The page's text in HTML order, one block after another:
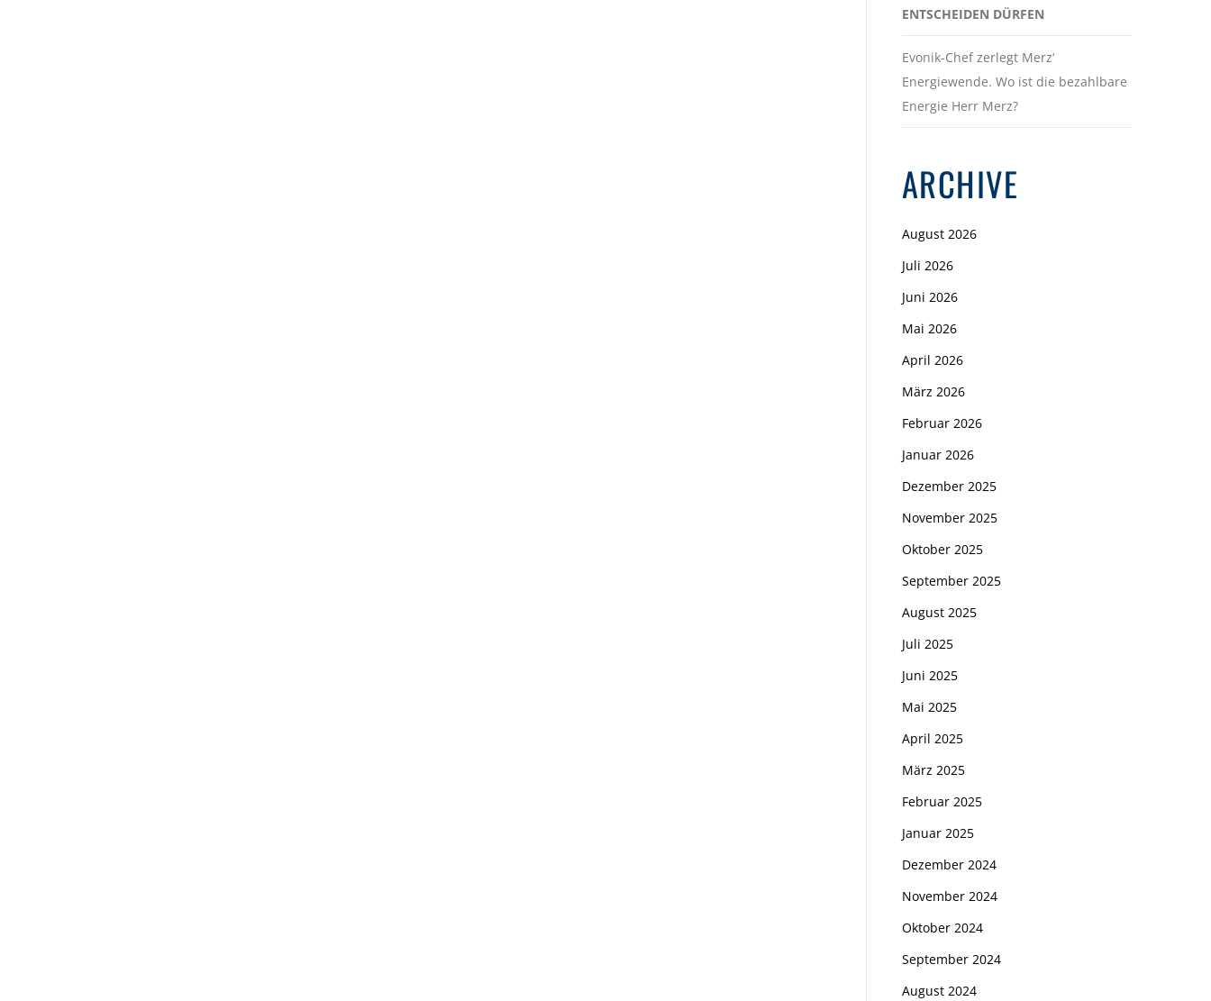
ENTSCHEIDEN DÜRFEN
Evonik-Chef zerlegt Merz‘
Energiewende. Wo ist die bezahlbare
Energie Herr Merz?
ARCHIVE
August 2026
Juli 2026
Juni 2026
Mai 2026
April 2026
März 2026
Februar 2026
Januar 2026
Dezember 2025
November 2025
Oktober 2025
September 2025
August 2025
Juli 2025
Juni 2025
Mai 2025
April 2025
März 2025
Februar 2025
Januar 2025
Dezember 2024
November 2024
Oktober 2024
September 2024
August 2024